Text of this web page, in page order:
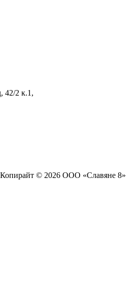
42/2 к.1 ,
© 2026 ООО «Cлавяне 8»